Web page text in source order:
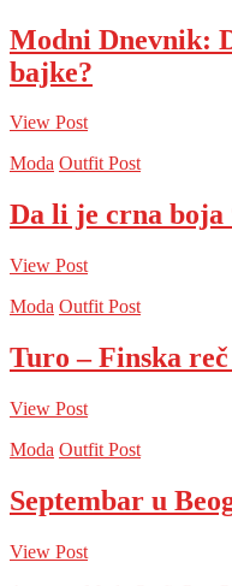
Modni Dnevnik:
bajke?
View Post
Moda Outfit Post
Da li je crna boja
View Post
Moda Outfit Post
Turo – Finska
View Post
Moda Outfit Post
Septembar u
View Post